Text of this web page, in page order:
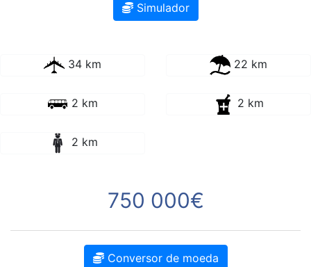
Simulador
34 km 22 km
2 km 2 km
2 km
750 000€
Conversor de moeda